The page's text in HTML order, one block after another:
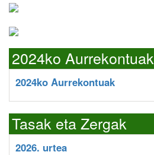
2024ko Aurrekontuak
2024ko Aurrekontuak
Tasak eta Zergak
2026. urtea